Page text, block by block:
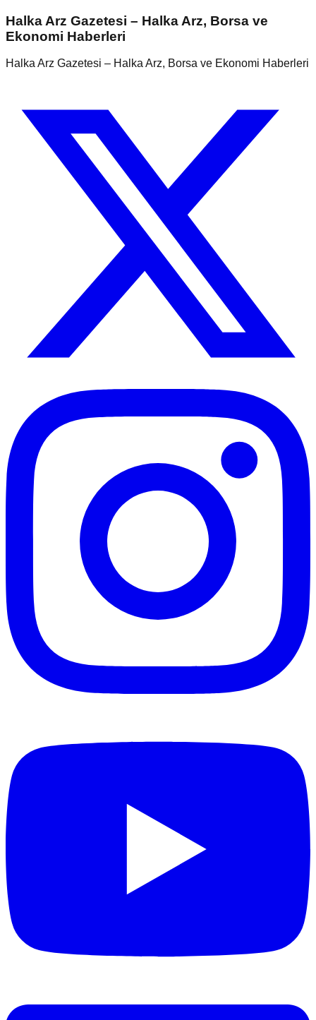
Halka Arz Gazetesi – Halka Arz, Borsa ve
Ekonomi Haberleri
Halka Arz Gazetesi – Halka Arz, Borsa ve Ekonomi Haberleri